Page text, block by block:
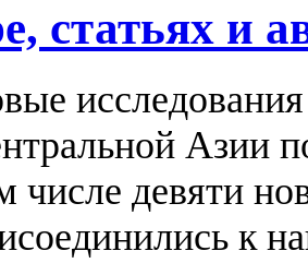
статьях и
Азии
числе девяти
к